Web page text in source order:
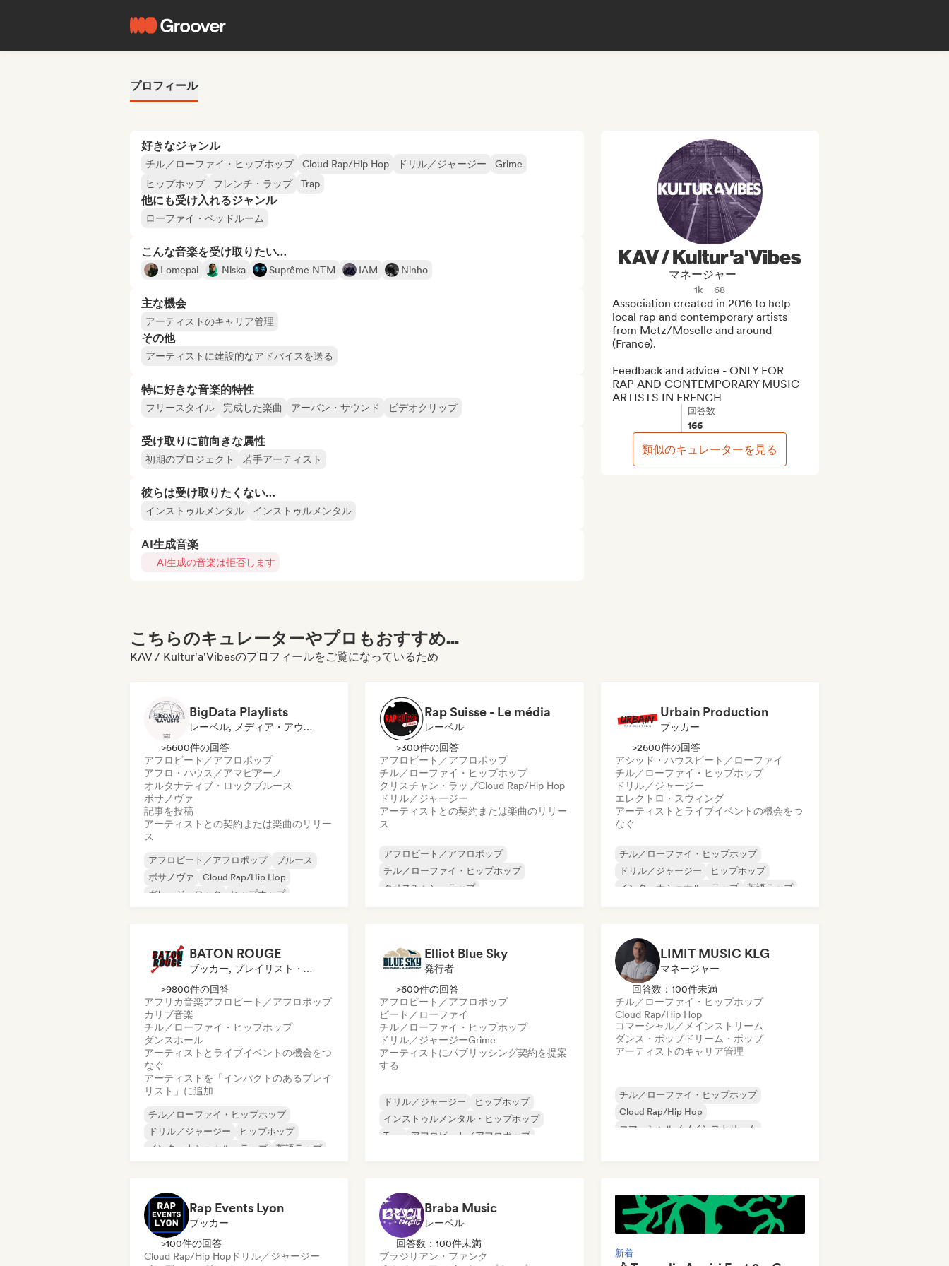
プロフィール
好きなジャンル
チル／ローファイ・ヒップホップ Cloud Rap/Hip Hop ドリル／ジャージー
Grime
ヒップホップ
フレンチ・ラップ Trap
他にも受け入れるジャンル
ローファイ・ベッドルーム
こんな音楽を受け取りたい…
Lomepal Niska Suprême NTM IAM Ninho
主な機会
アーティストのキャリア管理
その他
アーティストに建設的なアドバイスを送る
特に好きな音楽的特性
フリースタイル 完成した楽曲 アーバン・サウンド ビデオクリップ
受け取りに前向きな属性
初期のプロジェクト 若手アーティスト
彼らは受け取りたくない…
インストゥルメンタル インストゥルメンタル
AI生成音楽
AI生成の音楽は拒否します
KAV / Kultur'a'Vibes
マネージャー
1k 68
Association created in 2016 to help
local rap and contemporary artists
from Metz/Moselle and around
(France).
Feedback and advice - ONLY FOR
RAP AND CONTEMPORARY MUSIC
ARTISTS IN FRENCH
回答数
166
類似のキュレーターを見る
こちらのキュレーターやプロもおすすめ...
KAV / Kultur'a'Vibesのプロフィールをご覧になっているため
BigData Playlists
レーベル, メディア・アウトレット／ジャーナリスト
>6600件の回答
アフロビート／アフロポップ
アフロ・ハウス／アマピアーノ
オルタナティブ・ロックブルース
ボサノヴァ
記事を投稿
アーティストとの契約または楽曲のリリー
ス
アフロビート／アフロポップ
ブルース
ボサノヴァ
Cloud Rap/Hip Hop
ガレージ・ロック
ヒップホップ
Rap Suisse - Le média
レーベル
>300件の回答
アフロビート／アフロポップ
チル／ローファイ・ヒップホップ
クリスチャン・ラップCloud Rap/Hip Hop
ドリル／ジャージー
アーティストとの契約または楽曲のリリー
ス
アフロビート／アフロポップ
チル／ローファイ・ヒップホップ
クリスチャン・ラップ
Urbain Production
ブッカー
>2600件の回答
アシッド・ハウス ビート／ローファイ
チル／ローファイ・ヒップホップ
ドリル／ジャージー
エレクトロ・スウィング
アーティストとライブイベントの機会をつ
なぐ
チル／ローファイ・ヒップホップ
ドリル／ジャージー
ヒップホップ
インターナショナル・ラップ
英語ラップ
BATON ROUGE
ブッカー, プレイリスト・キュレーター
>9800件の回答
アフリカ音楽アフロビート／アフロポップ
カリブ音楽
チル／ローファイ・ヒップホップ
ダンスホール
アーティストとライブイベントの機会をつ
なぐ
アーティストを「インパクトのあるプレイ
リスト」に追加
チル／ローファイ・ヒップホップ
ドリル／ジャージー
ヒップホップ
インターナショナル・ラップ
英語ラップ
Elliot Blue Sky
発行者
>600件の回答
アフロビート／アフロポップ
ビート／ローファイ
チル／ローファイ・ヒップホップ
ドリル／ジャージーGrime
アーティストにパブリッシング契約を提案
する
ドリル／ジャージー
ヒップホップ
インストゥルメンタル・ヒップホップ
Trap
アフロビート／アフロポップ
LIMIT MUSIC KLG
マネージャー
回答数：100件未満
チル／ローファイ・ヒップホップ
Cloud Rap/Hip Hop
コマーシャル／メインストリーム
ダンス・ポップドリーム・ポップ
アーティストのキャリア管理
チル／ローファイ・ヒップホップ
Cloud Rap/Hip Hop
コマーシャル／メインストリーム
Rap Events Lyon
ブッカー
>100件の回答
Cloud Rap/Hip Hop ドリル／ジャージー
Braba Music
レーベル
回答数：100件未満
ブラジリアン・ファンク
新着